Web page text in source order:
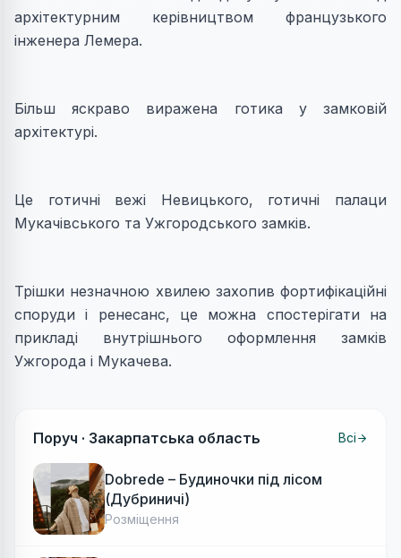
архітектурним керівництвом французького
інженера Лемера.
Більш яскраво виражена готика у замковій
архітектурі.
Це готичні вежі Невицького, готичні палаци
Мукачівського та Ужгородського замків.
Трішки незначною хвилею захопив фортифікаційні
споруди і ренесанс, це можна спостерігати на
прикладі внутрішнього оформлення замків
Ужгорода і Мукачева.
Поруч · Закарпатська область Всі
Dobrede – Будиночки під лісом
(Дубриничі)
Розміщення